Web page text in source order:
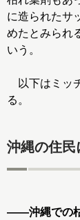
に造られたサ
めたとみられ
いう。
以下はミッ
る。
沖縄の住民
――沖縄での